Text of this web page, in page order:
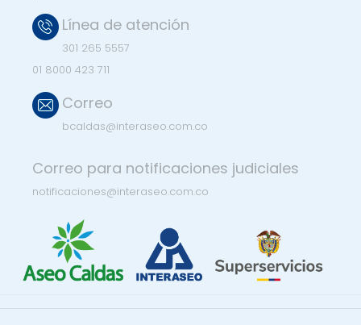
Línea de atención
301 265 5557
01 8000 423 711
Correo
bcaldas@interaseo.com.co
Correo para notificaciones judiciales
notificaciones@interaseo.com.co